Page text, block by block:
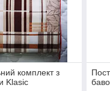
комплект з
Klasic